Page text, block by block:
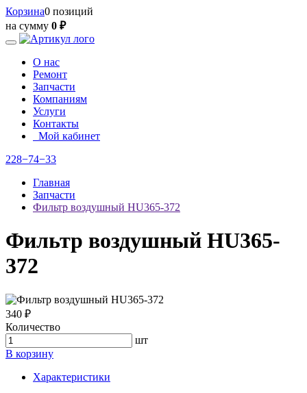
Корзина0 позиций
на сумму 0 ₽
О нас
Ремонт
Запчасти
Компаниям
Услуги
Контакты
Мой кабинет
228−74−33
Главная
Запчасти
Фильтр воздушный HU365-372
Фильтр воздушный HU365-
372
340 ₽
Количество
шт
В корзину
Характеристики